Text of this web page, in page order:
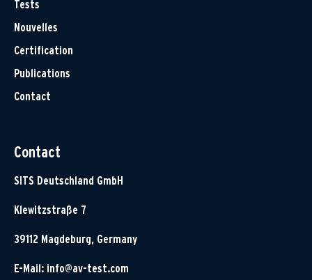
Tests
Nouvelles
Certification
Publications
Contact
Contact
SITS Deutschland GmbH
Klewitzstraße 7
39112 Magdeburg, Germany
E-Mail: info@av-test.com